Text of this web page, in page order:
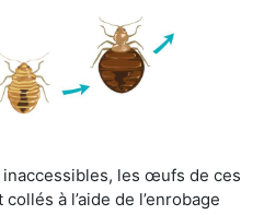
les œufs de ces
à l’aide de l’enrobage